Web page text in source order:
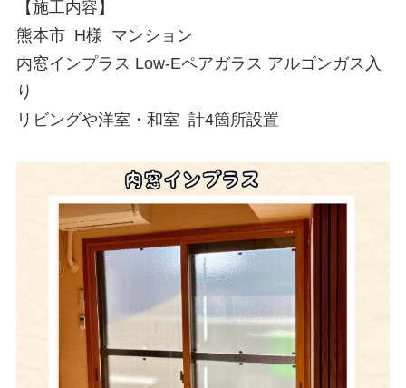
【施工内容】
熊本市  H様  マンション
内窓インプラス Low-Eペアガラス アルゴンガス入
り
リビングや洋室・和室  計4箇所設置